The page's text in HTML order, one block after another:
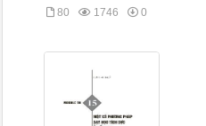
80 1746 0